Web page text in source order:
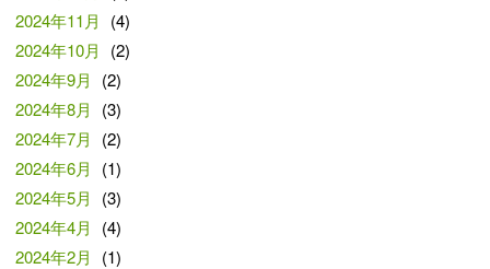
2024年11月
(4)
2024年10月
(2)
2024年9月
(2)
2024年8月
(3)
2024年7月
(2)
2024年6月
(1)
2024年5月
(3)
2024年4月
(4)
2024年2月
(1)